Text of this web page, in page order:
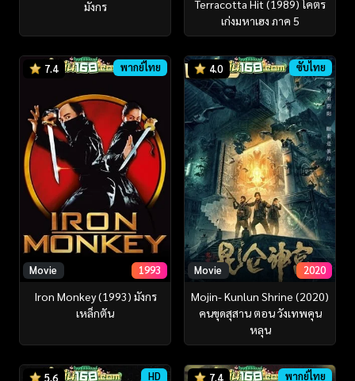
มังกร
Terracotta Hit (1989) โคตร
เก่งมหาเฮง ภาค 5
7.4 พากย์ไทย
Movie 1993
Iron Monkey (1993) มังกร
เหล็กตัน
4.0 ซับไทย
Movie 2020
Mojin- Kunlun Shrine (2020)
คนขุดสุสาน ตอน วังเทพคุน
หลุน
5.6 HD 7.4 พากย์ไทย